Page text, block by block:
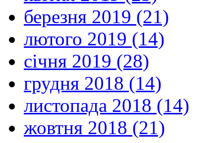
березня 2019 (21)
лютого 2019 (14)
січня 2019 (28)
грудня 2018 (14)
листопада 2018 (14)
жовтня 2018 (21)